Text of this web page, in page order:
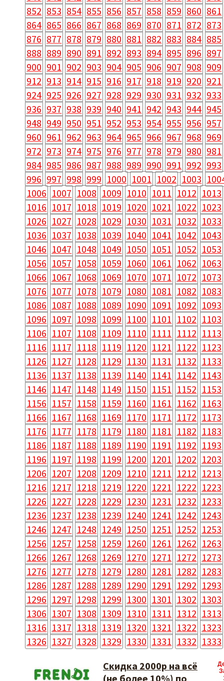
852 853 854 855 856 857 858 859 860 861
864 865 866 867 868 869 870 871 872 873
876 877 878 879 880 881 882 883 884 885
888 889 890 891 892 893 894 895 896 897
900 901 902 903 904 905 906 907 908 909
912 913 914 915 916 917 918 919 920 921
924 925 926 927 928 929 930 931 932 933
936 937 938 939 940 941 942 943 944 945
948 949 950 951 952 953 954 955 956 957
960 961 962 963 964 965 966 967 968 969
972 973 974 975 976 977 978 979 980 981
984 985 986 987 988 989 990 991 992 993
996 997 998 999 1000 1001 1002 1003
1006 1007 1008 1009 1010 1011 1012 1013
1016 1017 1018 1019 1020 1021 1022 1023
1026 1027 1028 1029 1030 1031 1032 1033
1036 1037 1038 1039 1040 1041 1042 1043
1046 1047 1048 1049 1050 1051 1052 1053
1056 1057 1058 1059 1060 1061 1062 1063
1066 1067 1068 1069 1070 1071 1072 1073
1076 1077 1078 1079 1080 1081 1082 1083
1086 1087 1088 1089 1090 1091 1092 1093
1096 1097 1098 1099 1100 1101 1102 1103
1106 1107 1108 1109 1110 1111 1112 1113
1116 1117 1118 1119 1120 1121 1122 1123
1126 1127 1128 1129 1130 1131 1132 1133
1136 1137 1138 1139 1140 1141 1142 1143
1146 1147 1148 1149 1150 1151 1152 1153
1156 1157 1158 1159 1160 1161 1162 1163
1166 1167 1168 1169 1170 1171 1172 1173
1176 1177 1178 1179 1180 1181 1182 1183
1186 1187 1188 1189 1190 1191 1192 1193
1196 1197 1198 1199 1200 1201 1202 1203
1206 1207 1208 1209 1210 1211 1212 1213
1216 1217 1218 1219 1220 1221 1222 1223
1226 1227 1228 1229 1230 1231 1232 1233
1236 1237 1238 1239 1240 1241 1242 1243
1246 1247 1248 1249 1250 1251 1252 1253
1256 1257 1258 1259 1260 1261 1262 1263
1266 1267 1268 1269 1270 1271 1272 1273
1276 1277 1278 1279 1280 1281 1282 1283
1286 1287 1288 1289 1290 1291 1292 1293
1296 1297 1298 1299 1300 1301 1302 1303
1306 1307 1308 1309 1310 1311 1312 1313
1316 1317 1318 1319 1320 1321 1322 1323
1326 1327 1328 1329 1330 1331 1332 1333
Скидка 2000р на всё
(не более 10%) по